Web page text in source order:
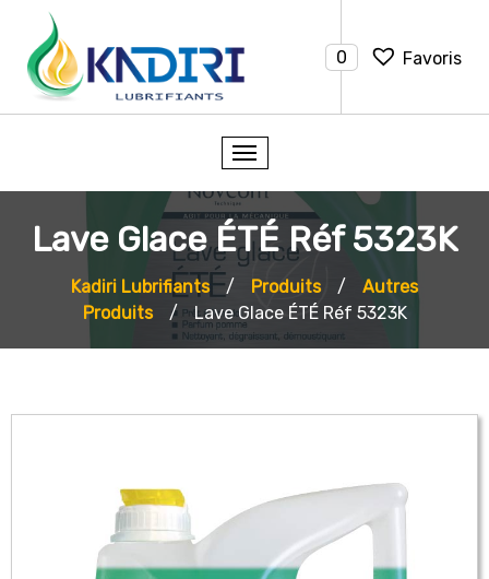
Favoris
0
Lave Glace ÉTÉ Réf 5323K
Kadiri Lubrifiants / Produits /
Autres
Produits
/ Lave Glace ÉTÉ Réf 5323K